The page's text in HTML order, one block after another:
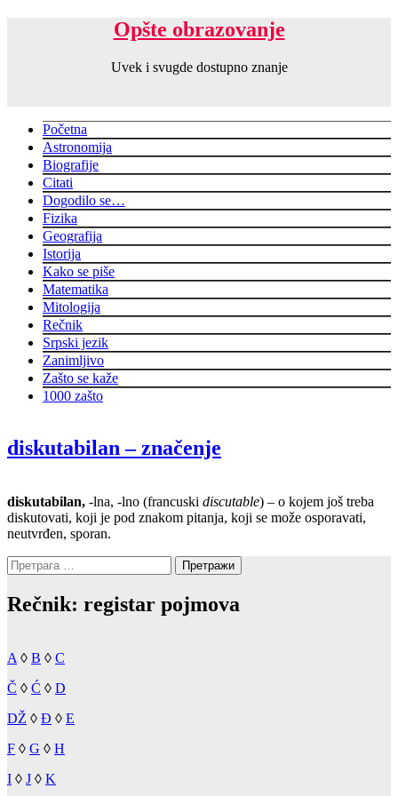
Opšte obrazovanje
Uvek i svugde dostupno znanje
Početna
Astronomija
Biografije
Citati
Dogodilo se…
Fizika
Geografija
Istorija
Kako se piše
Matematika
Mitologija
Rečnik
Srpski jezik
Zanimljivo
Zašto se kaže
1000 zašto
diskutabilan – značenje
diskutabilan, -lna, -lno (francuski discutable) – o kojem još treba
diskutovati, koji je pod znakom pitanja, koji se može osporavati,
neutvrđen, sporan.
Претрага
за:
Rečnik: registar pojmova
A ◊ B ◊ C
Č ◊ Ć ◊ D
DŽ ◊ Đ ◊ E
F ◊ G ◊ H
I ◊ J ◊ K